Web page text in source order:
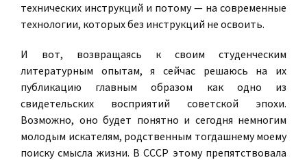
технических инструкций и потому — на современные
технологии, которых без инструкций не освоить.
И вот, возвращаясь к своим студенческим
литературным опытам, я сейчас решаюсь на их
публикацию
главным образом как одно из
свидетельских восприятий советской эпохи.
Возможно, оно будет понятно и сегодня немногим
молодым искателям, родственным тогдашнему моему
поиску смысла жизни. В СССР этому препятствовала